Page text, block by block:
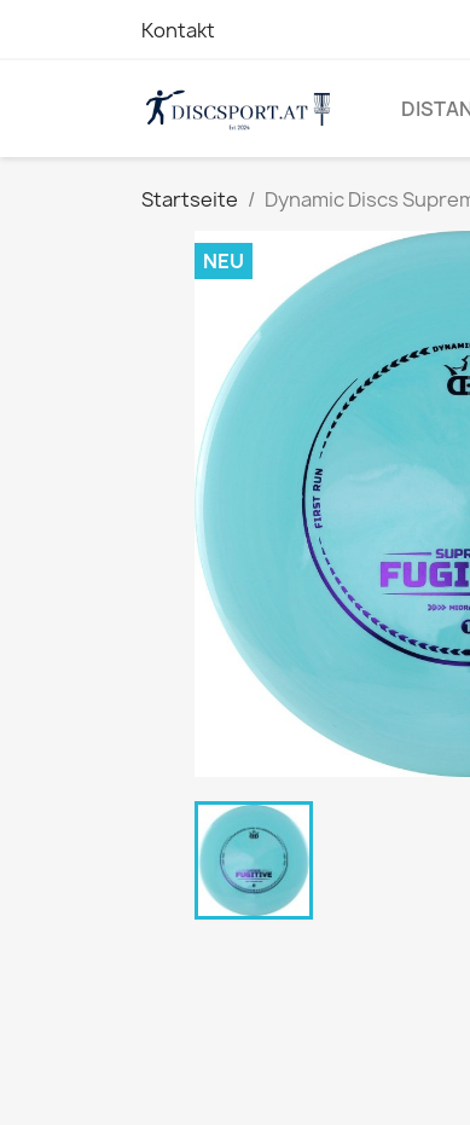
Kontakt
Startseite Dynamic Discs
NEU